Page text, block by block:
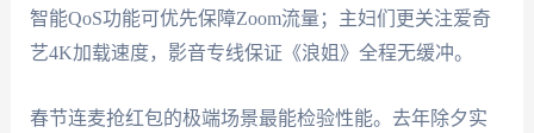
智能QoS功能可优先保障Zoom流量；主妇们更关注爱奇
艺4K加载速度，影音专线保证《浪姐》全程无缓冲。
春节连麦抢红包的极端场景最能检验性能。去年除夕实